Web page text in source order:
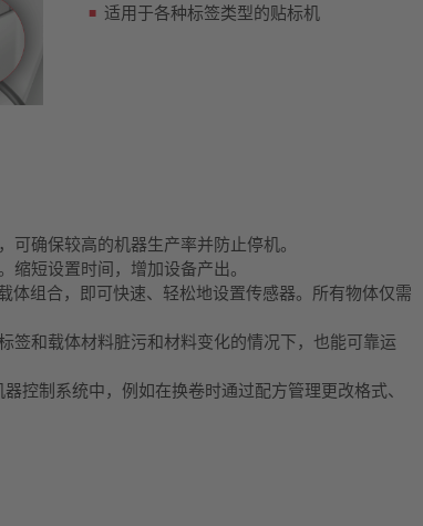
适用于各种标签类型的贴标机
可确保较高的机器生产率并防止停机。
缩短设置时间，增加设备产出。
体组合，即可快速、轻松地设置传感器。所有物体仅需
签和载体材料脏污和材料变化的情况下，也能可靠运
控制系统中，例如在换卷时通过配方管理更改格式、